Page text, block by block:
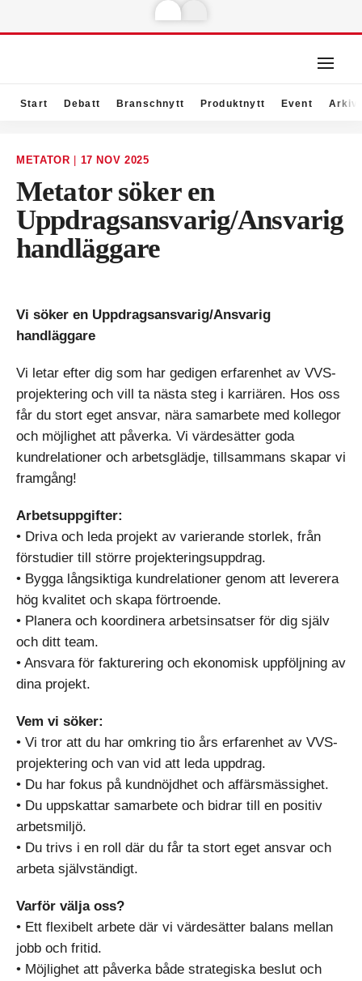
Start Debatt Branschnytt Produktnytt Event Arkiv
METATOR 17 NOV 2025
Metator söker en
Uppdragsansvarig/Ansvarig
handläggare
Vi söker en Uppdragsansvarig/Ansvarig
handläggare
Vi letar efter dig som har gedigen erfarenhet av VVS-
projektering och vill ta nästa steg i karriären. Hos oss
får du stort eget ansvar, nära samarbete med kollegor
och möjlighet att påverka. Vi värdesätter goda
kundrelationer och arbetsglädje, tillsammans skapar vi
framgång!
Arbetsuppgifter:
• Driva och leda projekt av varierande storlek, från
förstudier till större projekteringsuppdrag.
• Bygga långsiktiga kundrelationer genom att leverera
hög kvalitet och skapa förtroende.
• Planera och koordinera arbetsinsatser för dig själv
och ditt team.
• Ansvara för fakturering och ekonomisk uppföljning av
dina projekt.
Vem vi söker:
• Vi tror att du har omkring tio års erfarenhet av VVS-
projektering och van vid att leda uppdrag.
• Du har fokus på kundnöjdhet och affärsmässighet.
• Du uppskattar samarbete och bidrar till en positiv
arbetsmiljö.
• Du trivs i en roll där du får ta stort eget ansvar och
arbeta självständigt.
Varför välja oss?
• Ett flexibelt arbete där vi värdesätter balans mellan
jobb och fritid.
• Möjlighet att påverka både strategiska beslut och